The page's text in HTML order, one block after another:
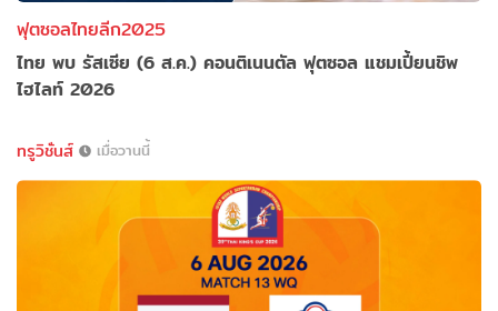
ฟุตซอลไทยลีก2025
ไทย พบ รัสเซีย (6 ส.ค.) คอนติเนนตัล ฟุตซอล แชมเปี้ยนชิพ
ไฮไลท์ 2026
ทรูวิชั่นส์ เมื่อวานนี้